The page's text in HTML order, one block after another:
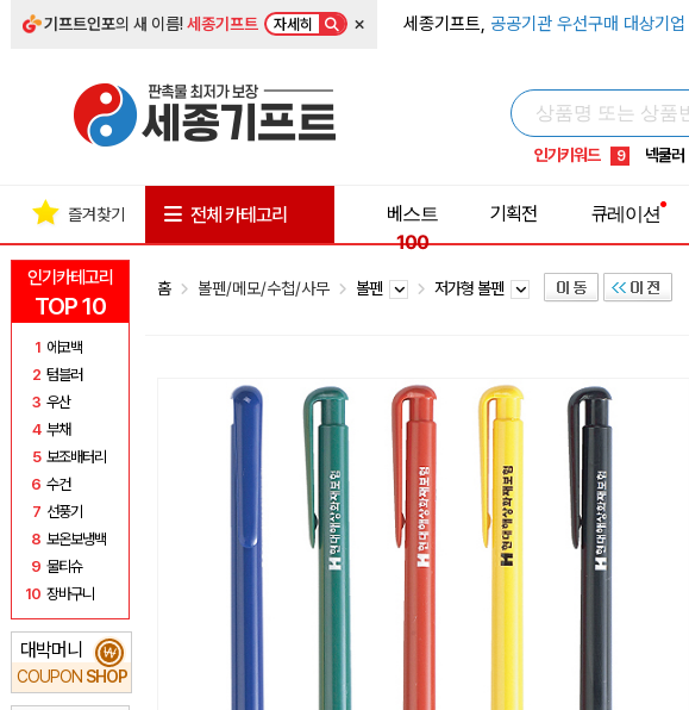
기프트인포의 새 이름!세종기프트 자세히 × 세종기프트, 공공기관 우선구매 대상기업
인기키워드
5 키캡
8 쿨토시
9 넥쿨러
1 선풍기
인기카테고리
TOP 10
1 에코백
2 텀블러
3 우산
4 부채
5 보조배터리
6 수건
7 선풍기
8 보온보냉백
9 물티슈
10 장바구니
대박머니
COUPON SHOP
₩
즐겨찾기 전체 카테고리
베스트
100
기획전 큐레이션
홈 볼펜/메모/수첩/사무 볼펜 저가형 볼펜